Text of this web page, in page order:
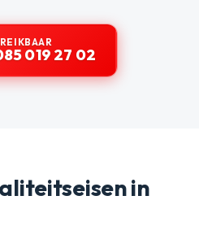
019 27 02
in